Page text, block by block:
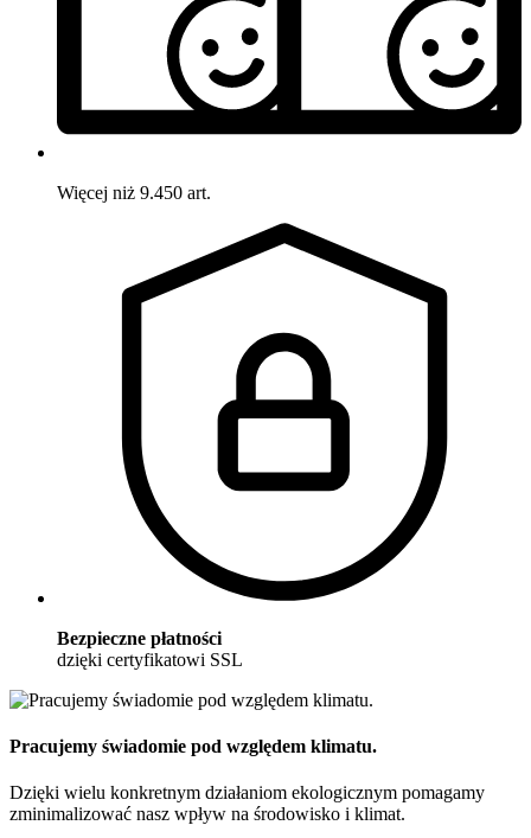
Więcej niż 9.450 art.
Bezpieczne płatności
dzięki certyfikatowi SSL
Pracujemy świadomie pod względem klimatu.
Dzięki wielu konkretnym działaniom ekologicznym pomagamy
zminimalizować nasz wpływ na środowisko i klimat.